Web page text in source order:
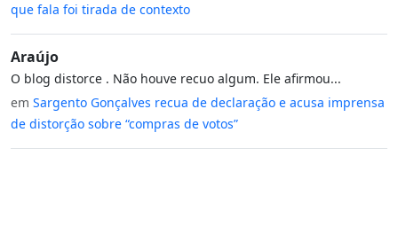
que fala foi tirada de contexto
Araújo
O blog distorce . Não houve recuo algum. Ele afirmou...
em Sargento Gonçalves recua de declaração e acusa imprensa
de distorção sobre “compras de votos”